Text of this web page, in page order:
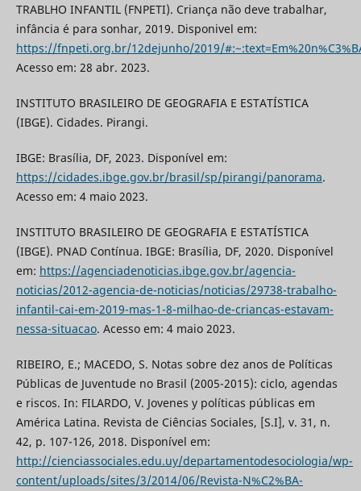
TRABLHO INFANTIL (FNPETI). Criança não deve trabalhar,
infância é para sonhar, 2019. Disponivel em:
https://fnpeti.org.br/12dejunho/2019/
Acesso em: 28 abr. 2023.
INSTITUTO BRASILEIRO DE GEOGRAFIA E ESTATÍSTICA
(IBGE). Cidades. Pirangi.
IBGE: Brasília, DF, 2023. Disponível em:
https://cidades.ibge.gov.br/brasil/sp/pirangi/panorama.
Acesso em: 4 maio 2023.
INSTITUTO BRASILEIRO DE GEOGRAFIA E ESTATÍSTICA
(IBGE). PNAD Contínua. IBGE: Brasília, DF, 2020. Disponível
em: https://agenciadenoticias.ibge.gov.br/agencia-
noticias/2012-agencia-de-noticias/noticias/29738-trabalho-
infantil-cai-em-2019-mas-1-8-milhao-de-criancas-estavam-
nessa-situacao. Acesso em: 4 maio 2023.
RIBEIRO, E.; MACEDO, S. Notas sobre dez anos de Políticas
Públicas de Juventude no Brasil (2005-2015): ciclo, agendas
e riscos. In: FILARDO, V. Jovenes y políticas públicas em
América Latina. Revista de Ciências Sociales, [S.I], v. 31, n.
42, p. 107-126, 2018. Disponível em:
http://cienciassociales.edu.uy/departamentodesociologia/wp-
content/uploads/sites/3/2014/06/Revista-N%C2%BA-